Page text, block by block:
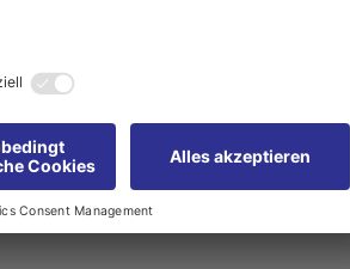
fördern und das